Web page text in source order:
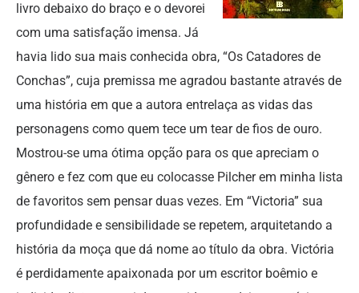
livro debaixo do braço e o devorei
com uma satisfação imensa. Já
havia lido sua mais conhecida obra, “Os Catadores de
Conchas”, cuja premissa me agradou bastante através de
uma história em que a autora entrelaça as vidas das
personagens como quem tece um tear de fios de ouro.
Mostrou-se uma ótima opção para os que apreciam o
gênero e fez com que eu colocasse Pilcher em minha lista
de favoritos sem pensar duas vezes. Em “Victoria” sua
profundidade e sensibilidade se repetem, arquitetando a
história da moça que dá nome ao título da obra. Victória
é perdidamente apaixonada por um escritor boêmio e